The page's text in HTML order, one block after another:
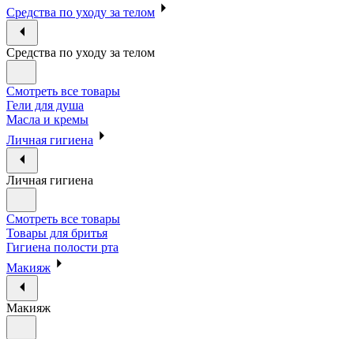
Средства по уходу за телом
Средства по уходу за телом
Смотреть все товары
Гели для душа
Масла и кремы
Личная гигиена
Личная гигиена
Смотреть все товары
Товары для бритья
Гигиена полости рта
Макияж
Макияж